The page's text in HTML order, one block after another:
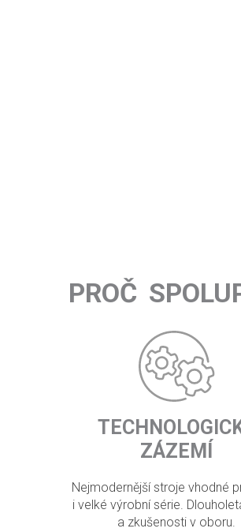
PROČ
ZÁZEMÍ
Nejmodernější stroje vhodné
i velké výrobní série.
a zkušenosti v oboru.